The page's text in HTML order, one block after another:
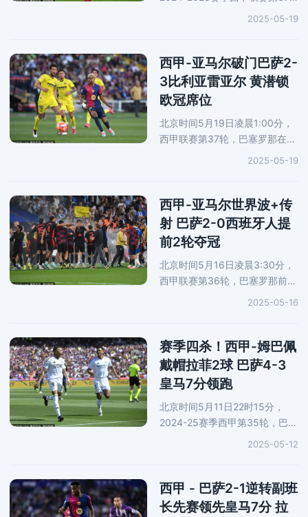
轮展开一场焦点战役，皇马前往
佩拉倒被直红罚下。下半场刚刚
开始3
2025-05-19
西甲-亚马尔破门巴萨2-
3比利亚雷亚尔 黄潜锁
欧冠席位
北京时间5月19日凌晨1:00分，
西甲联赛第37轮，巴塞罗那在主
场对阵比利亚雷亚尔。上半场比
助巴萨反超比分，半场结束巴萨
2-
2025-05-19
西甲-亚马尔世界波+传
射 巴萨2-0西班牙人提
前2轮夺冠
北京时间5月16日凌晨3:30分，
西甲联赛第36轮，巴塞罗那前往
客场对阵西班牙人。上半场比
波为巴萨打破僵局，随后西班牙
人第80分钟
2025-05-16
赛季四杀！西甲-姆巴佩
戴帽拉菲2球 巴萨4-3
皇马7分领跑
北京时间5月11日22时15分，
2024-25赛季西甲第35轮，巴萨
对阵皇马。第4分钟、第14分
一城，第31分钟，亚马尔世界波
扳平，第34分钟和
2025-05-12
西甲 - 巴萨2-1逆转副班
长先赛领先皇马7分 拉